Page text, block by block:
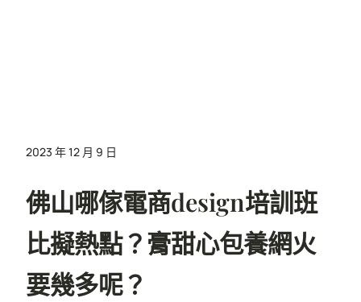
2023 年 12 月 9 日
佛山哪傢電商design培訓班
比擬熱點？膏甜心包養網火
要幾多呢？